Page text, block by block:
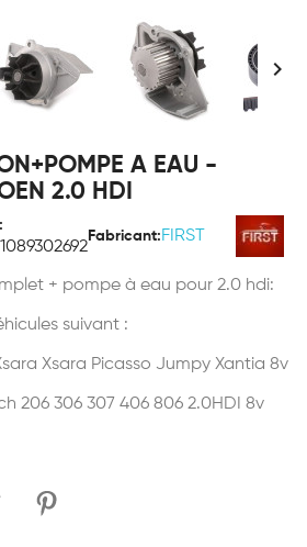

A EAU -
2.0 HDI
Fabricant: FIRST
+ pompe à eau pour 2.0 hdi:
suivant :
Xsara Picasso Jumpy Xantia 8v
206 306 307 406 806 2.0HDI 8v